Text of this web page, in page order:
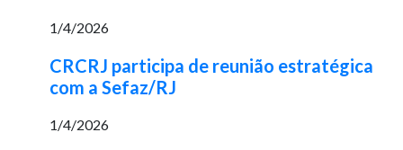
1/4/2026
CRCRJ participa de reunião estratégica
com a Sefaz/RJ
1/4/2026